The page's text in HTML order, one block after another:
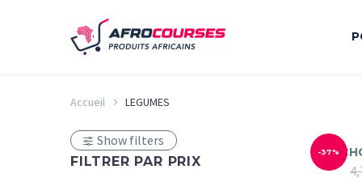
Accueil LEGUMES
Show filters
FILTRER PAR PRIX
-37%
1